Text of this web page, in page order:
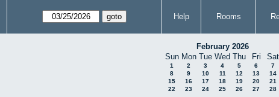
Help Rooms
February 2026
Sun Mon Tue Wed Thu Fri Sat
1 2 3 4 5 6
7
8
9 10 11 12 13
14
15
16 17 18 19 20
21
22
23 24 25 26 27 28